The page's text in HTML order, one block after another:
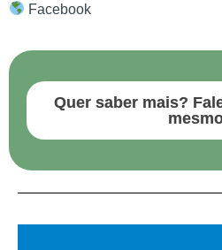
Facebook
Quer saber mais?